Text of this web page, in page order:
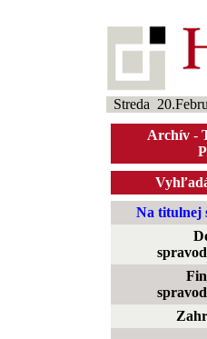
Streda
Archív -
Na titulnej